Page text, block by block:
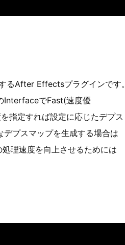
るAfter Effectsプラグインです。
InterfaceでFast(速度優
指定すれば設定に応じたデプス
プスマップを生成する場合は
理速度を向上させるためには